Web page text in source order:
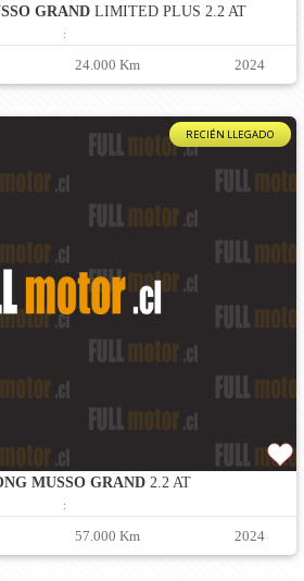
GRANDLIMITED PLUS 2.2 AT
:
24.000 Km 2024
RECIÉN LLEGADO
MUSSO GRAND2.2 AT
:
57.000 Km 2024